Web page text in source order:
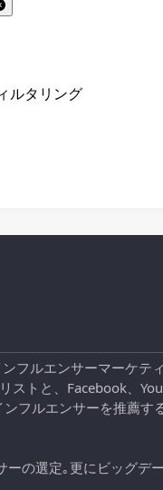
ルタリング
フルエンサーマーケ
ストと、Facebook、
フルエンサーを推薦
の選定｡更にビッグデ